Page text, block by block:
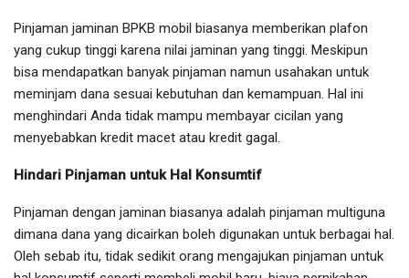
Pinjaman jaminan BPKB mobil biasanya memberikan plafon
yang cukup tinggi karena nilai jaminan yang tinggi. Meskipun
bisa mendapatkan banyak pinjaman namun usahakan untuk
meminjam dana sesuai kebutuhan dan kemampuan. Hal ini
menghindari Anda tidak mampu membayar cicilan yang
menyebabkan kredit macet atau kredit gagal.
Hindari Pinjaman untuk Hal Konsumtif
Pinjaman dengan jaminan biasanya adalah pinjaman multiguna
dimana dana yang dicairkan boleh digunakan untuk berbagai hal.
Oleh sebab itu, tidak sedikit orang mengajukan pinjaman untuk